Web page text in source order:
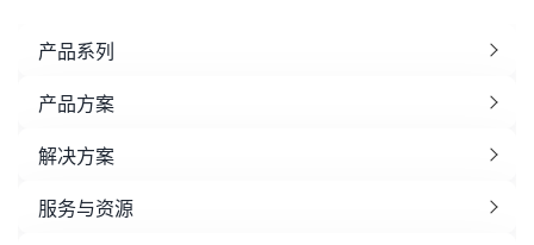
产品系列
产品方案
解决方案
服务与资源